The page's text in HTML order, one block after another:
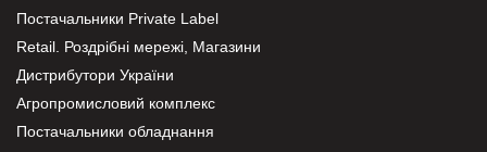
Постачальники Private Label
Retail. Роздрібні мережі, Магазини
Дистрибутори України
Агропромисловий комплекс
Постачальники обладнання